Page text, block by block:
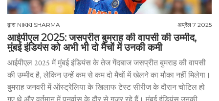
द्वारा NIKKI SHARMA अप्रैल 7 2025
आईपीएल 2025: जसप्रीत बुमराह की वापसी की उम्मीद,
मुंबई इंडियंस को अभी भी दो मैचों में उनकी कमी
आईपीएल 2025 में मुंबई इंडियंस के तेज गेंदबाज जसप्रीत बुमराह की वापसी
की उम्मीद है, लेकिन उन्हें कम से कम दो मैचों में खेलने का मौका नहीं मिलेगा।
बुमराह जनवरी में ऑस्ट्रेलिया के खिलाफ टेस्ट सीरीज के दौरान चोटिल हो